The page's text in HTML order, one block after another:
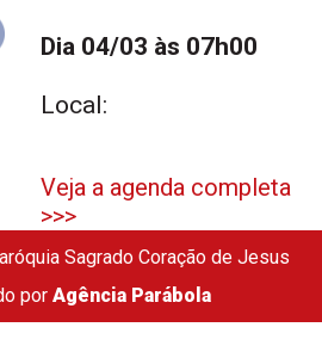
Dia 04/03 às 07h00
Local:
Veja a agenda completa
>>>
Sagrado Coração de Jesus
por Agência Parábola